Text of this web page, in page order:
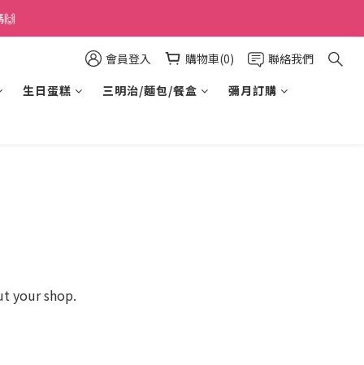
🙌
會員登入 購物車(0)
聯絡我們
生日蛋糕 三明治/麵包/餐盒
彌月訂購
your shop.